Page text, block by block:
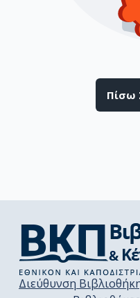
Πίσω
Διεύθυνση